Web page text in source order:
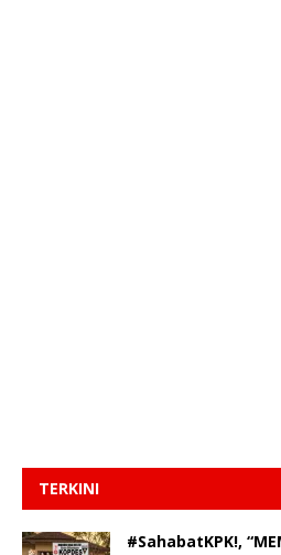
TERKINI
#SahabatKPK!,